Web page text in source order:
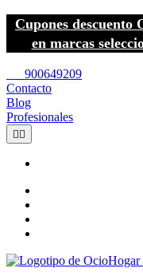
Cupones
en marcas
900649209
Contacto
Blog
Profesionales
 